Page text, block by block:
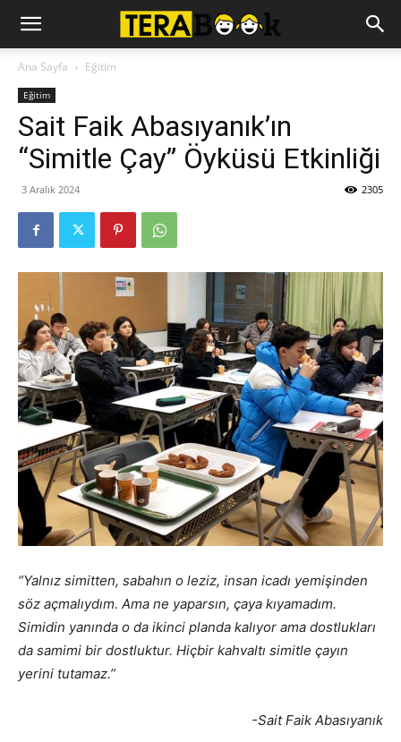
Ana Sayfa Eğitim
Eğitim
Sait Faik Abasıyanık’ın
“Simitle Çay” Öyküsü Etkinliği
3 Aralık 2024 2305
“Yalnız simitten, sabahın o leziz, insan icadı yemişinden
söz açmalıydım. Ama ne yaparsın, çaya kıyamadım.
Simidin yanında o da ikinci planda kalıyor ama dostlukları
da samimi bir dostluktur. Hiçbir kahvaltı simitle çayın
yerini tutamaz.”
-Sait Faik Abasıyanık